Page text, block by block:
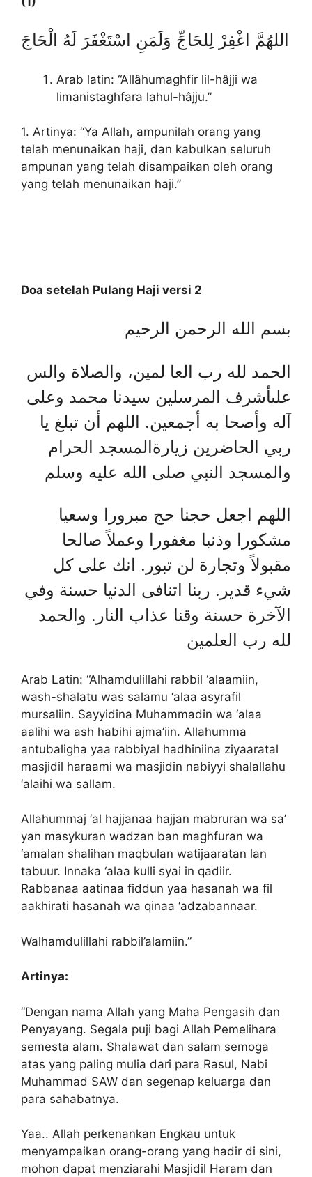
اللهُمَّ اغْفِرْ لِلحَاجِّ وَلَمَنِ اسْتَغْفَرَ لَهُ الْحَاجَ
Arab latin: “Allâhumaghfir lil-hâjji wa
limanistaghfara lahul-hâjju.”
1. Artinya: “Ya Allah, ampunilah orang yang
telah menunaikan haji, dan kabulkan seluruh
ampunan yang telah disampaikan oleh orang
yang telah menunaikan haji.”
Doa setelah Pulang Haji versi 2
بسم الله الرحمن الرحيم
الحمد لله رب العا لمين، والصلاة والس
علىأشرف المرسلين سيدنا محمد وعلى
آله وأصحا به أجمعين. اللهم أن تبلغ يا
ربي الحاضرين زيارةالمسجد الحرام
والمسجد النبي صلى الله عليه وسلم
اللهم اجعل حجنا حج مبرورا وسعيا
مشكورا وذنبا مغفورا وعملاً صالحا
مقبولاً وتجارة لن تبور. انك على كل
شيء قدير. ربنا اتنافى الدنيا حسنة وفي
الآخرة حسنة وقنا عذاب النار. والحمد
لله رب العلمين
Arab Latin: “Alhamdulillahi rabbil ‘alaamiin,
wash-shalatu was salamu ‘alaa asyrafil
mursaliin. Sayyidina Muhammadin wa ‘alaa
aalihi wa ash habihi ajma’iin. Allahumma
antubaligha yaa rabbiyal hadhiniina ziyaaratal
masjidil haraami wa masjidin nabiyyi shalallahu
‘alaihi wa sallam.
Allahummaj ‘al hajjanaa hajjan mabruran wa sa’
yan masykuran wadzan ban maghfuran wa
‘amalan shalihan maqbulan watijaaratan lan
tabuur. Innaka ‘alaa kulli syai in qadiir.
Rabbanaa aatinaa fiddun yaa hasanah wa fil
aakhirati hasanah wa qinaa ‘adzabannaar.
Walhamdulillahi rabbil’alamiin.”
Artinya:
“Dengan nama Allah yang Maha Pengasih dan
Penyayang. Segala puji bagi Allah Pemelihara
semesta alam. Shalawat dan salam semoga
atas yang paling mulia dari para Rasul, Nabi
Muhammad SAW dan segenap keluarga dan
para sahabatnya.
Yaa.. Allah perkenankan Engkau untuk
menyampaikan orang-orang yang hadir di sini,
mohon dapat menziarahi Masjidil Haram dan